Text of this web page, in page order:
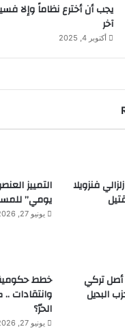
يجب أن أخترع نظاماً وإلا
آخر
أكتوبر 4, 2025
فنزويلا
التمييز
يومي”
يونيو 27, 2026
تركي
البديل
خطط
وانتقادات ..
الحرّ؟
يونيو 27, 2026